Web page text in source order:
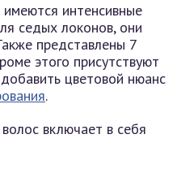
интенсивные
седых локонов, они
представлены 7
этого присутствуют
цветовой нюанс
.
включает в себя